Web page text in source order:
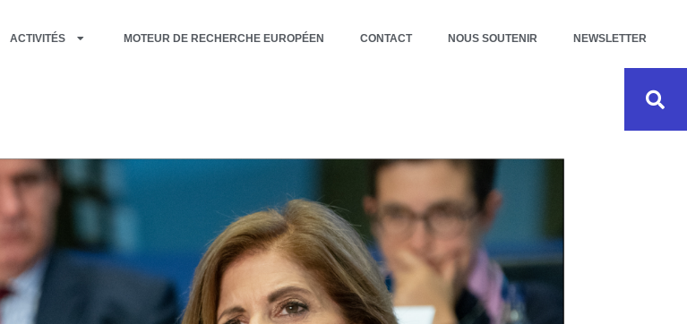
ACTIVITÉS MOTEUR DE RECHERCHE EUROPÉEN CONTACT NOUS SOUTENIR NEWSLETTER